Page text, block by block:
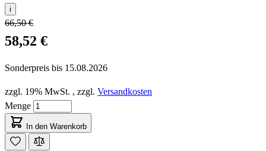
i
66,50 €
58,52 €
Sonderpreis bis 15.08.2026
zzgl. 19% MwSt. , zzgl. Versandkosten
Menge
In den Warenkorb